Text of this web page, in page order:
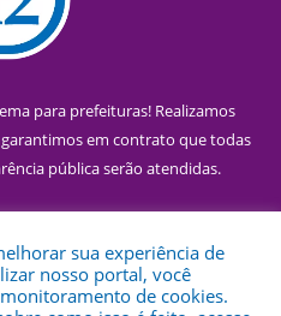
para prefeituras! Realizamos
em contrato que todas
públicaserão atendidas.
sua experiência de
nosso portal, você
de cookies.